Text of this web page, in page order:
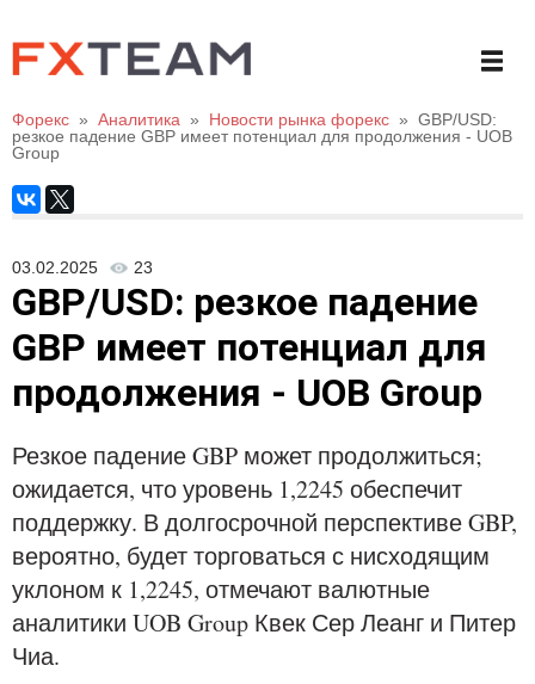
Форекс » Аналитика » Новости рынка форекс » GBP/USD:
резкое падение GBP имеет потенциал для продолжения - UOB
Group
03.02.2025 23
GBP/USD: резкое падение
GBP имеет потенциал для
продолжения - UOB Group
Резкое падение GBP может продолжиться;
ожидается, что уровень 1,2245 обеспечит
поддержку. В долгосрочной перспективе GBP,
вероятно, будет торговаться с нисходящим
уклоном к 1,2245, отмечают валютные
аналитики UOB Group Квек Сер Леанг и Питер
Чиа.